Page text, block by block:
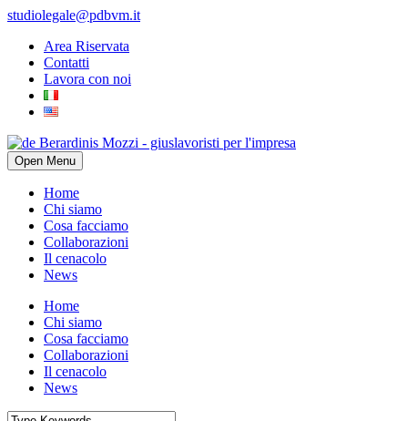
studiolegale@pdbvm.it
Area Riservata
Contatti
Lavora con noi
Open Menu
Home
Chi siamo
Cosa facciamo
Collaborazioni
Il cenacolo
News
Home
Chi siamo
Cosa facciamo
Collaborazioni
Il cenacolo
News